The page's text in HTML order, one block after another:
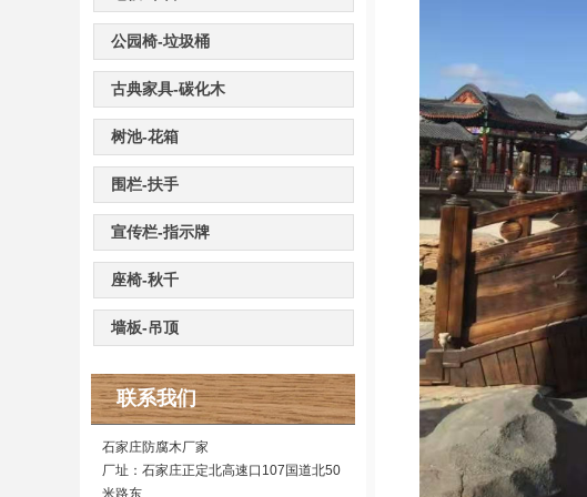
公园椅-垃圾桶
古典家具-碳化木
树池-花箱
围栏-扶手
宣传栏-指示牌
座椅-秋千
墙板-吊顶
联系我们
石家庄防腐木厂家
厂址：石家庄正定北高速口107国道北50
米路东